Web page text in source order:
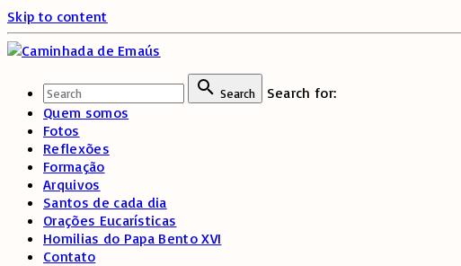
Skip to content
Search
Search for:
Quem somos
Fotos
Reflexões
Formação
Arquivos
Santos de cada dia
Orações Eucarísticas
Homilias do Papa Bento XVI
Contato